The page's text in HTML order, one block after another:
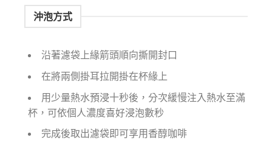
沖泡方式
沿著濾袋上緣箭頭順向撕開封口
在將兩側掛耳拉開掛在杯緣上
用少量熱水預浸十秒後，分次緩慢注入熱水至滿
杯，可依個人濃度喜好浸泡數秒
完成後取出濾袋即可享用香醇咖啡